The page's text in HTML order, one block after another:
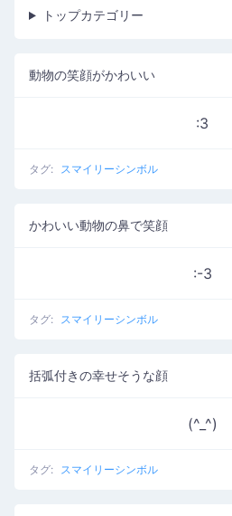
トップカテゴリー
動物の笑顔がかわいい
:3
タグ: スマイリーシンボル
かわいい動物の鼻で笑顔
:-3
タグ: スマイリーシンボル
括弧付きの幸せそうな顔
(^_^)
タグ: スマイリーシンボル